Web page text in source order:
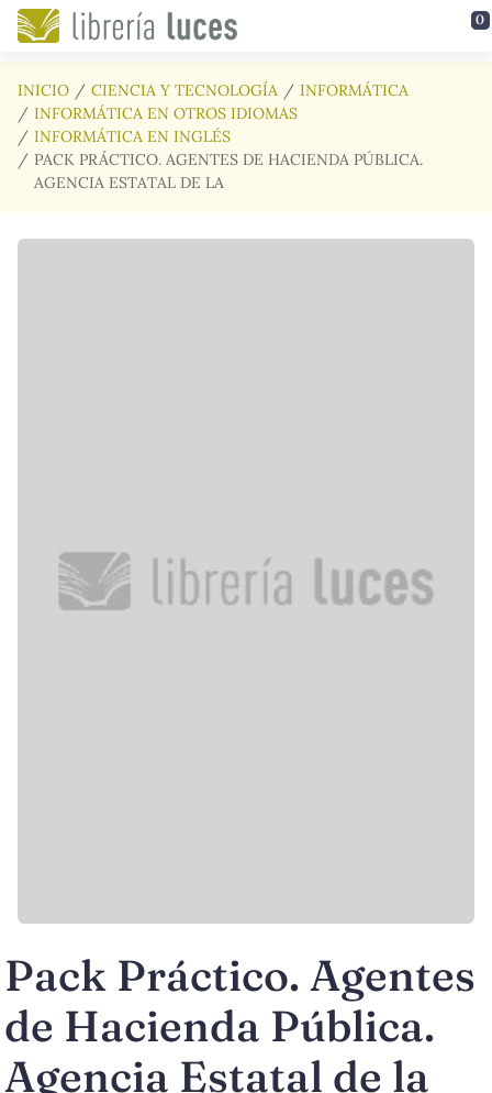
Saltar al contenido principal 0
INICIO CIENCIA Y TECNOLOGÍA
INFORMÁTICA
INFORMÁTICA EN OTROS IDIOMAS
INFORMÁTICA EN INGLÉS
PACK PRÁCTICO. AGENTES DE HACIENDA PÚBLICA.
AGENCIA ESTATAL DE LA
Pack Práctico. Agentes
de Hacienda Pública.
Agencia Estatal de la